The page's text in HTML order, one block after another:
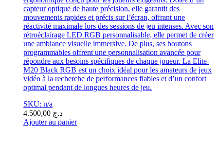
capteur optique de haute précision, elle garantit des
mouvements rapides et précis sur l’écran, offrant une
réactivité maximale lors des sessions de jeu intenses. Avec son
rétroéclairage LED RGB personnalisable, elle permet de créer
une ambiance visuelle immersive. De plus, ses boutons
programmables offrent une personnalisation avancée pour
répondre aux besoins spécifiques de chaque joueur. La Elite-
M20 Black RGB est un choix idéal pour les amateurs de jeux
vidéo à la recherche de performances fiables et d’un confort
optimal pendant de longues heures de jeu.
SKU: n/a
د.ج
Ajouter au panier